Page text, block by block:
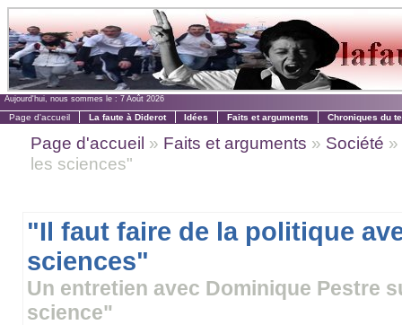
Aujourd'hui, nous sommes le : 7 Août 2026
Page d'accueil La faute à Diderot Idées Faits et arguments Chroniques du
Page d'accueil » Faits et arguments » Société
les sciences"
"Il faut faire de la politique
sciences"
Un entretien avec Dominique Pestre
science"